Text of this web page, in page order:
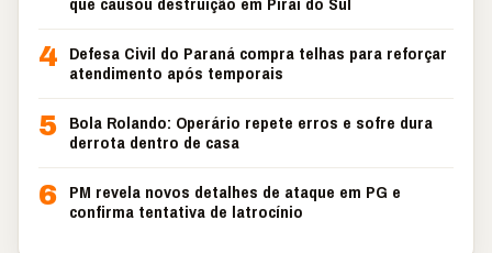
4 Defesa Civil do Paraná compra telhas para reforçar
atendimento após temporais
5 Bola Rolando: Operário repete erros e sofre dura
derrota dentro de casa
6 PM revela novos detalhes de ataque em PG e
confirma tentativa de latrocínio